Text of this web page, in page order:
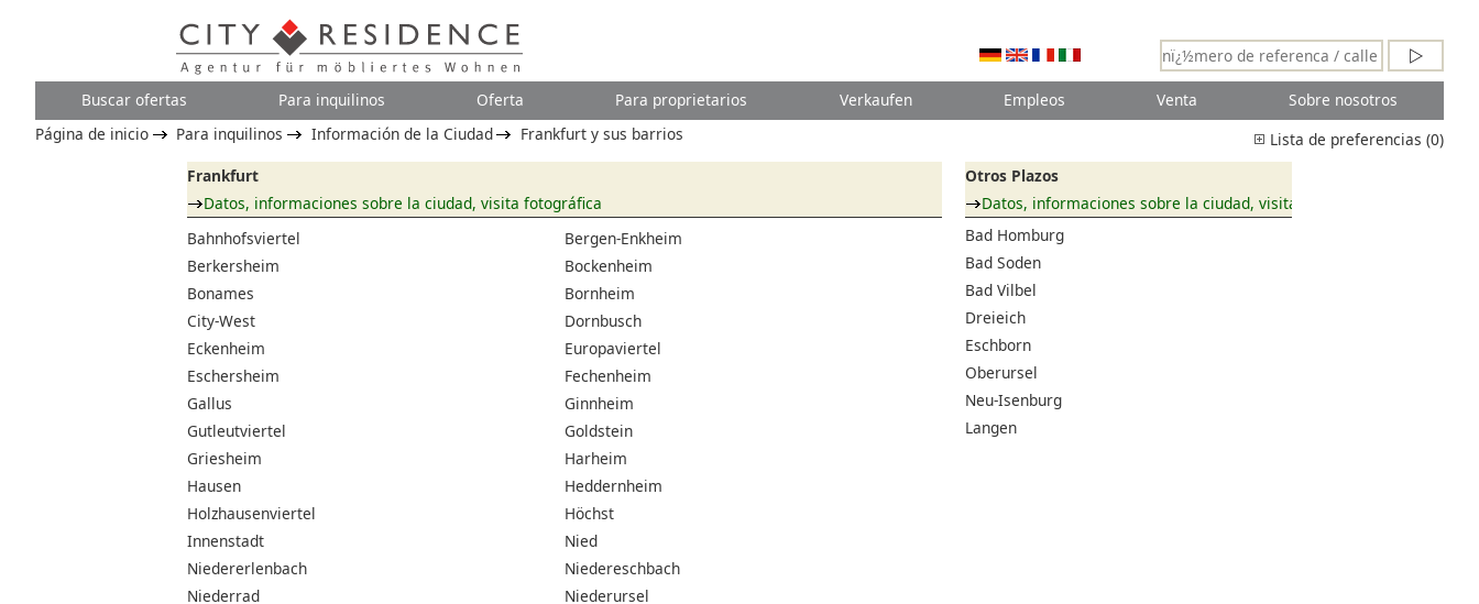
Buscar ofertas Para inquilinos Oferta Para proprietarios Verkaufen Empleos Venta
Sobre nosotros
Lista de preferencias (0)
Página de inicio Para inquilinos Información de la Ciudad
Frankfurt y sus barrios
Frankfurt
Datos, informaciones sobre la ciudad, visita fotográfica
Bahnhofsviertel
Bergen-Enkheim
Berkersheim
Bockenheim
Bonames
Bornheim
City-West
Dornbusch
Eckenheim
Europaviertel
Eschersheim
Fechenheim
Gallus
Ginnheim
Gutleutviertel
Goldstein
Griesheim
Harheim
Hausen
Heddernheim
Holzhausenviertel
Höchst
Innenstadt
Nied
Niedererlenbach
Niedereschbach
Niederrad
Niederursel
Otros Plazos
Datos, informaciones sobre la ciudad, visita fotográfica
Bad Homburg
Bad Soden
Bad Vilbel
Dreieich
Eschborn
Oberursel
Neu-Isenburg
Langen